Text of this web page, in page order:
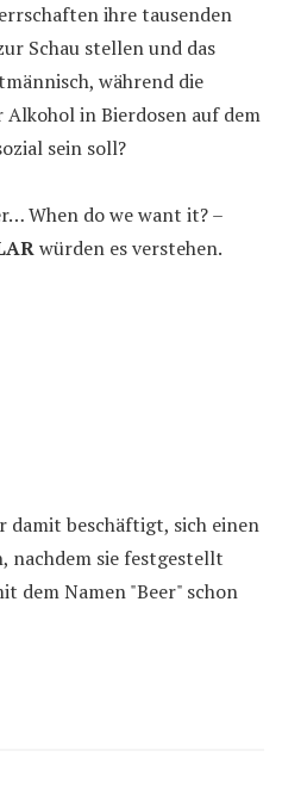
ihre tausenden
Schau stellen und das
während die
in Bierdosen auf dem
sein soll?
When do we want it? –
würden es verstehen.
damit beschäftigt, sich einen
nachdem sie festgestellt
dem Namen "Beer" schon